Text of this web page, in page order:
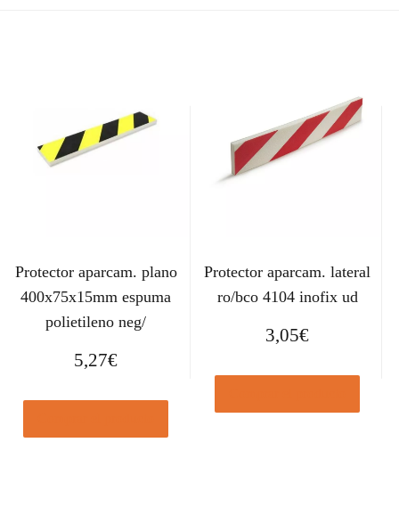
Protector aparcam. plano
400x75x15mm espuma
polietileno neg/
5,27€
Protector aparcam. lateral
ro/bco 4104 inofix ud
3,05€